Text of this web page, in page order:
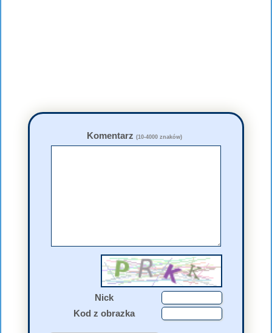
Komentarz (10-4000 znaków)
Nick
Kod z obrazka